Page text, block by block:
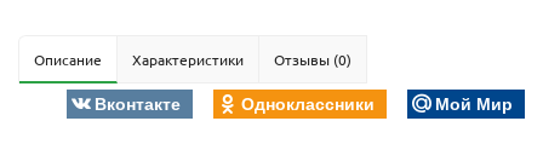
Описание Характеристики Отзывы (0)
Вконтакте Одноклассники Мой Мир